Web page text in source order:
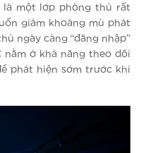
là một lớp phòng thủ rất
giảm khoảng mù phát
ngày càng “đăng nhập”
nằm ở khả năng theo dõi
phát hiện sớm trước khi